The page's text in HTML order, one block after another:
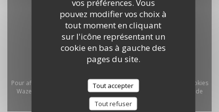
pouvez modifier vos choix à
tout moment en cliquant
sur l'icône représentant un
cookie en bas à gauche des
pages du site.
Tout accepter
Tout refuser
Pour afficher la carte interactive Waze, vous devez accepter les cookies
Waze Map (Google). Ces cookies peuvent collecter des données de
navigation et de localisation.